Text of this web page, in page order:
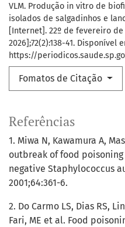
VLM. Produção in vitro de
isolados de salgadinhos e
[Internet]. 22º de fevereiro
2026];72(2):138-41. Disponível
https://
Fomatos de Citação
Referências
1. Miwa N, Kawamura A,
outbreak of food
negative Staphylococcus
2001;64:361-6.
2. Do Carmo LS, Dias RS,
Fari, ME et al. Food